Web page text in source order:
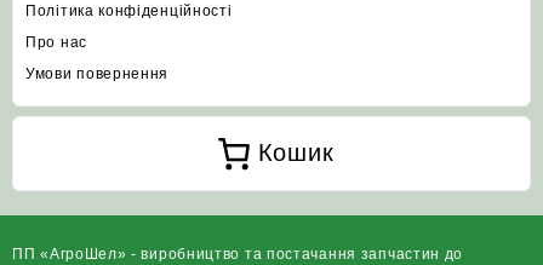
Політика конфіденційності
Про нас
Умови повернення
Кошик
ПП «АгроШел» - виробництво та постачання запчастин до